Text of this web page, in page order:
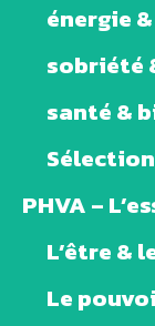
énergie
sobriété
santé &
PHVA –
L’être &
Le